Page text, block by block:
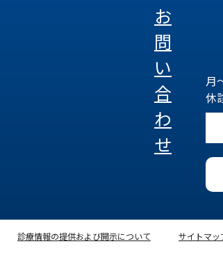
お
問
い
合
わ
せ
月
休
診療情報の提供および開示について サイトマッ